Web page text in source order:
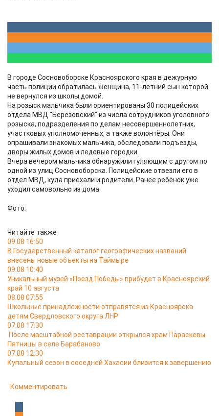
В городе Сосновоборске Красноярского края в дежурную
часть полиции обратилась женщина, 11-летний сын которой
не вернулся из школы домой.
На розыск мальчика были ориентированы 30 полицейских
отдела МВД "Берёзовский" из числа сотрудников уголовного
розыска, подразделения по делам несовершеннолетних,
участковых уполномоченных, а также волонтёры. Они
опрашивали знакомых мальчика, обследовали подъезды,
дворы жилых домов и ледовые городки.
Вчера вечером мальчика обнаружили гуляющим с другом по
одной из улиц Сосновоборска. Полицейские отвезли его в
отдел МВД, куда приехали и родители. Ранее ребёнок уже
уходил самовольно из дома.
Фото:
Читайте также
09.08 16:50
В Государственный каталог географических названий
внесены новые объекты на Таймыре
09.08 10:40
Уникальный музей «Поезд Победы» прибудет в Красноярский
край 10 августа
08.08 07:55
Школьные принадлежности отправятся из Красноярска
детям Свердловского округа ЛНР
07.08 17:30
После масштабной реставрации открылся храм Параскевы
Пятницы в селе Барабаново
07.08 12:30
Купальный сезон в соседней Хакасии близится к завершению
Комментировать